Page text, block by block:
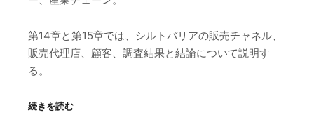
第14章と第15章では、シルトバリアの販売チャネル、
販売代理店、顧客、調査結果と結論について説明す
る。
続きを読む